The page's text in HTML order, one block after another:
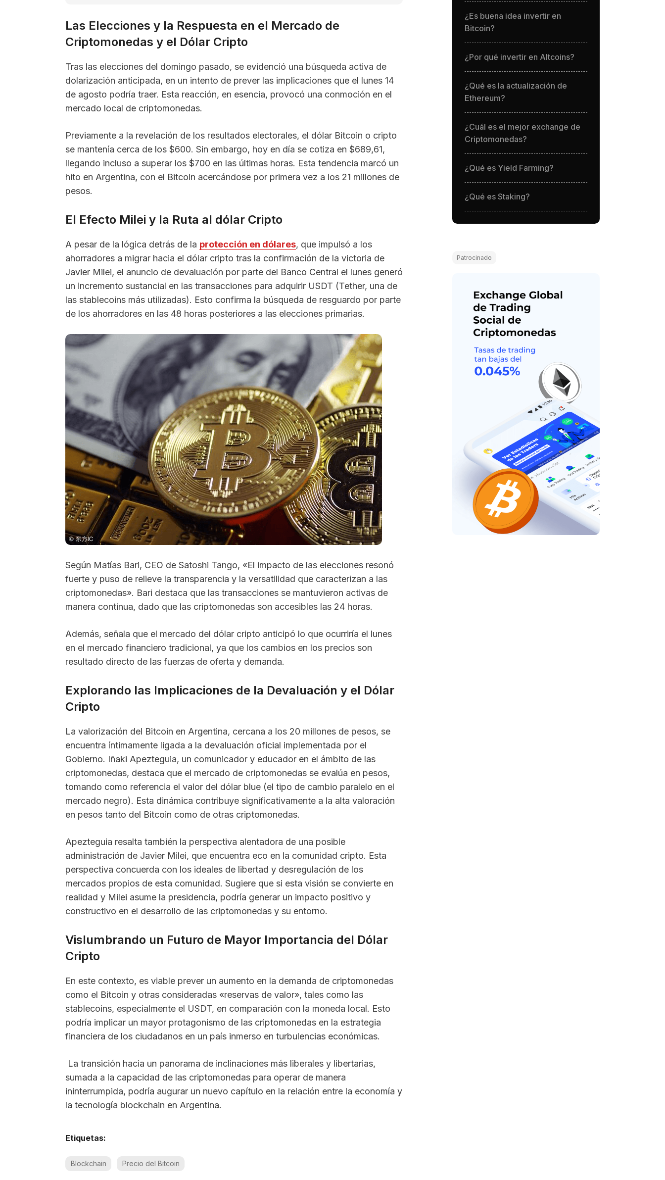
Las Elecciones y la Respuesta en el Mercado de
Criptomonedas y el Dólar Cripto
Tras las elecciones del domingo pasado, se evidenció una búsqueda activa de
dolarización anticipada, en un intento de prever las implicaciones que el lunes 14
de agosto podría traer. Esta reacción, en esencia, provocó una conmoción en el
mercado local de criptomonedas.
Previamente a la revelación de los resultados electorales, el dólar Bitcoin o cripto
se mantenía cerca de los $600. Sin embargo, hoy en día se cotiza en $689,61,
llegando incluso a superar los $700 en las últimas horas. Esta tendencia marcó un
hito en Argentina, con el Bitcoin acercándose por primera vez a los 21 millones de
pesos.
El Efecto Milei y la Ruta al dólar Cripto
A pesar de la lógica detrás de la protección en dólares, que impulsó a los
ahorradores a migrar hacia el dólar cripto tras la confirmación de la victoria de
Javier Milei, el anuncio de devaluación por parte del Banco Central el lunes generó
un incremento sustancial en las transacciones para adquirir USDT (Tether, una de
las stablecoins más utilizadas). Esto confirma la búsqueda de resguardo por parte
de los ahorradores en las 48 horas posteriores a las elecciones primarias.
Según Matías Bari, CEO de Satoshi Tango, «El impacto de las elecciones resonó
fuerte y puso de relieve la transparencia y la versatilidad que caracterizan a las
criptomonedas». Bari destaca que las transacciones se mantuvieron activas de
manera continua, dado que las criptomonedas son accesibles las 24 horas.
Además, señala que el mercado del dólar cripto anticipó lo que ocurriría el lunes
en el mercado financiero tradicional, ya que los cambios en los precios son
resultado directo de las fuerzas de oferta y demanda.
Explorando las Implicaciones de la Devaluación y el Dólar
Cripto
La valorización del Bitcoin en Argentina, cercana a los 20 millones de pesos, se
encuentra íntimamente ligada a la devaluación oficial implementada por el
Gobierno. Iñaki Apezteguia, un comunicador y educador en el ámbito de las
criptomonedas, destaca que el mercado de criptomonedas se evalúa en pesos,
tomando como referencia el valor del dólar blue (el tipo de cambio paralelo en el
mercado negro). Esta dinámica contribuye significativamente a la alta valoración
en pesos tanto del Bitcoin como de otras criptomonedas.
Apezteguia resalta también la perspectiva alentadora de una posible
administración de Javier Milei, que encuentra eco en la comunidad cripto. Esta
perspectiva concuerda con los ideales de libertad y desregulación de los
mercados propios de esta comunidad. Sugiere que si esta visión se convierte en
realidad y Milei asume la presidencia, podría generar un impacto positivo y
constructivo en el desarrollo de las criptomonedas y su entorno.
Vislumbrando un Futuro de Mayor Importancia del Dólar
Cripto
En este contexto, es viable prever un aumento en la demanda de criptomonedas
como el Bitcoin y otras consideradas «reservas de valor», tales como las
stablecoins, especialmente el USDT, en comparación con la moneda local. Esto
podría implicar un mayor protagonismo de las criptomonedas en la estrategia
financiera de los ciudadanos en un país inmerso en turbulencias económicas.
La transición hacia un panorama de inclinaciones más liberales y libertarias,
sumada a la capacidad de las criptomonedas para operar de manera
ininterrumpida, podría augurar un nuevo capítulo en la relación entre la economía y
la tecnología blockchain en Argentina.
Etiquetas:
Blockchain Precio del Bitcoin
¿Es buena idea invertir en
Bitcoin?
¿Por qué invertir en Altcoins?
¿Qué es la actualización de
Ethereum?
¿Cuál es el mejor exchange de
Criptomonedas?
¿Qué es Yield Farming?
¿Qué es Staking?
Patrocinado